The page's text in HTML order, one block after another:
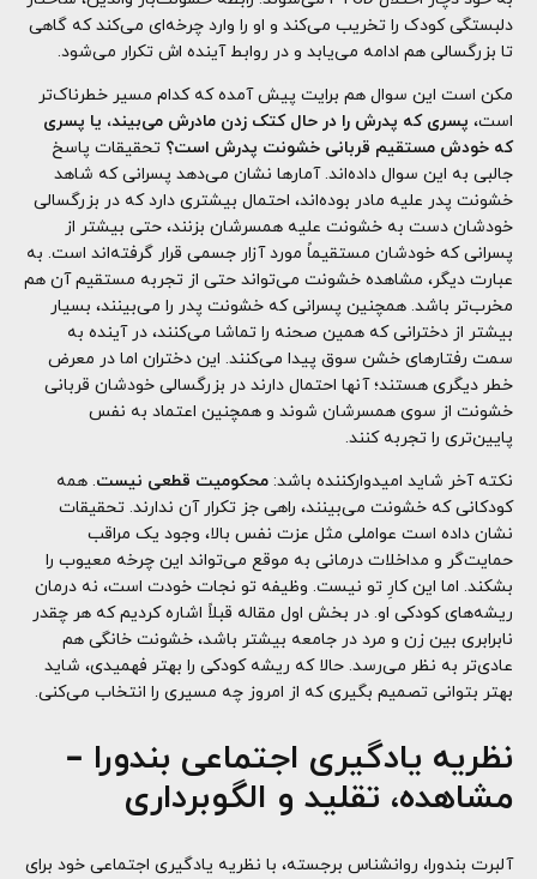
دلبستگی کودک را تخریب می‌کند و او را وارد چرخه‌ای می‌کند که گاهی
تا بزرگسالی هم ادامه می‌یابد و در روابط آینده اش تکرار می‌شود.
مکن است این سوال هم برایت پیش آمده که کدام مسیر خطرناک‌تر
است، پسری که پدرش را در حال کتک زدن مادرش می‌بیند، یا پسری
که خودش مستقیم قربانی خشونت پدرش است؟ تحقیقات پاسخ
جالبی به این سوال داده‌اند. آمارها نشان می‌دهد پسرانی که شاهد
خشونت پدر علیه مادر بوده‌اند، احتمال بیشتری دارد که در بزرگسالی
خودشان دست به خشونت علیه همسرشان بزنند، حتی بیشتر از
پسرانی که خودشان مستقیماً مورد آزار جسمی قرار گرفته‌اند است. به
عبارت دیگر، مشاهده خشونت می‌تواند حتی از تجربه مستقیم آن هم
مخرب‌تر باشد. همچنین پسرانی که خشونت پدر را می‌بینند، بسیار
بیشتر از دخترانی که همین صحنه را تماشا می‌کنند، در آینده به
سمت رفتارهای خشن سوق پیدا می‌کنند. این دختران اما در معرض
خطر دیگری هستند؛ آنها احتمال دارند در بزرگسالی خودشان قربانی
خشونت از سوی همسرشان شوند و همچنین اعتماد به نفس
پایین‌تری را تجربه کنند.
نکته آخر شاید امیدوارکننده باشد: محکومیت قطعی نیست. همه
کودکانی که خشونت می‌بینند، راهی جز تکرار آن ندارند. تحقیقات
نشان داده است عواملی مثل عزت نفس بالا، وجود یک مراقب
حمایت‌گر و مداخلات درمانی به موقع می‌تواند این چرخه معیوب را
بشکند. اما این کارِ تو نیست. وظیفه تو نجات خودت است، نه درمان
ریشه‌های کودکی او. در بخش اول مقاله قبلاً اشاره کردیم که هر چقدر
نابرابری بین زن و مرد در جامعه بیشتر باشد، خشونت خانگی هم
عادی‌تر به نظر می‌رسد. حالا که ریشه کودکی را بهتر فهمیدی، شاید
بهتر بتوانی تصمیم بگیری که از امروز چه مسیری را انتخاب می‌کنی.
نظریه یادگیری اجتماعی بندورا –
مشاهده، تقلید و الگوبرداری
آلبرت بندورا، روانشناس برجسته، با نظریه یادگیری اجتماعی خود برای